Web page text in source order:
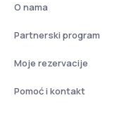
O nama
Partnerski program
Moje rezervacije
Pomoć i kontakt